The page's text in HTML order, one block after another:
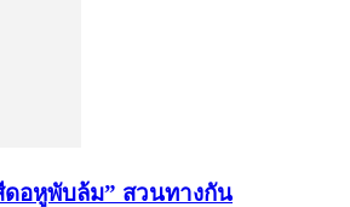
อหูพับล้ม” สวนทางกัน